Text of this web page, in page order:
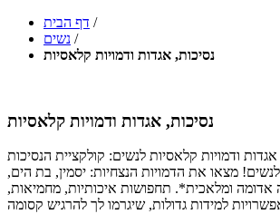
דף הבית /
נשים /
נסיכות, אגדות ודמויות קלאסיות
נסיכות, אגדות ודמויות קלאסיות
ודמויות קלאסיות לנשים: קולקציית הנסיכות
מצאו את הדמויות הנצחיות: יסמין, בת הים,
אדומה ומלאכית*. תחפושות איכותיות, מחמיאות,